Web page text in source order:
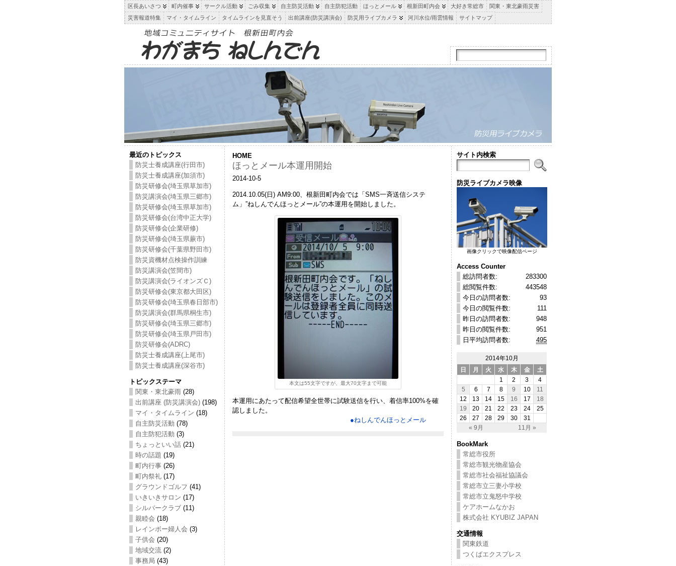
区長あいさつ 町内催事 サークル活動 ごみ収集 自主防災活動 自主防犯活動 ほっとメール 根新田町内会 大好き常総市
関東・東北豪雨災害
災害報道特集
マイ・タイムライン タイムラインを見直そう 出前講座(防災講演会) 防災用ライブカメラ 河川水位/雨雲情報 サイトマップ
最近のトピックス
防災士養成講座(行田市)
防災士養成講座(加須市)
防災研修会(埼玉県草加市)
防災講演会(埼玉県三郷市)
防災研修会(埼玉県草加市)
防災研修会(台湾中正大学)
防災研修会(企業研修)
防災研修会(埼玉県蕨市)
防災研修会(千葉県野田市)
防災資機材点検操作訓練
防災講演会(笠間市)
防災講演会(ライオンズＣ)
防災研修会(東京都大田区)
防災研修会(埼玉県春日部市)
防災講演会(群馬県桐生市)
防災研修会(埼玉県三郷市)
防災研修会(埼玉県戸田市)
防災研修会(ADRC)
防災士養成講座(上尾市)
防災士養成講座(深谷市)
トピックステーマ
関東・東北豪雨 (28)
出前講座 (防災講演会) (198)
マイ・タイムライン (18)
自主防災活動 (78)
自主防犯活動 (3)
ちょっといい話 (21)
時の話題 (19)
町内行事 (26)
町内祭礼 (17)
グラウンドゴルフ (41)
いきいきサロン (17)
シルバークラブ (11)
親睦会 (18)
レインボー婦人会 (3)
子供会 (20)
地域交流 (2)
事務局 (43)
HOME
ほっとメール本運用開始
2014-10-5
2014.10.05(日) AM9:00、根新田町内会では「SMS一斉送信システ
ム」”ねしんでんほっとメール”の本運用を開始しました。
本文は55文字ですが、最大70文字まで可能
本運用にあたって配信希望全世帯に試験送信を行い、着信率100%を確
認しました。
●ねしんでんほっとメール
サイト内検索
防災ライブカメラ映像
画像クリックで映像配信ページ
Access Counter
283300
総訪問者数:
443548
総閲覧件数:
93
今日の訪問者数:
111
今日の閲覧件数:
948
昨日の訪問者数:
951
昨日の閲覧件数:
495
日平均訪問者数:
2014年10月
日
月 火 水 木 金 土
« 9月 11月 »
1 2 3
4
5
6 7 8 9 10
11
12
13 14 15 16 17
18
19
20 21 22 23 24
25
26
27 28 29 30 31
BookMark
常総市役所
常総市観光物産協会
常総市社会福祉協議会
常総市立三妻小学校
常総市立鬼怒中学校
ケアホームなかお
株式会社 KYUBIZ JAPAN
交通情報
関東鉄道
つくばエクスプレス